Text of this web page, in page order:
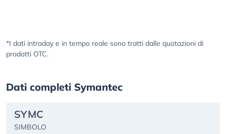
*I dati intraday e in tempo reale sono tratti dalle quotazioni di
prodotti OTC.
Dati completi Symantec
SYMC
SIMBOLO